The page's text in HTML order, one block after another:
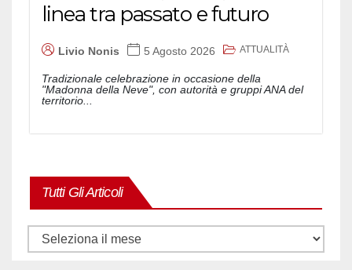
linea tra passato e futuro
Livio Nonis 5 Agosto 2026 ATTUALITÀ
Tradizionale celebrazione in occasione della
"Madonna della Neve", con autorità e gruppi ANA del
territorio...
Tutti Gli Articoli
Tutti